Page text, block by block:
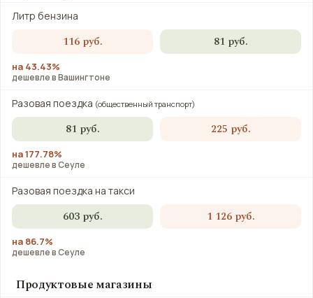
Литр бензина
116 руб. 81 руб.
на 43.43%
дешевле в Вашингтоне
Разовая поездка (общественный транспорт)
81 руб. 225 руб.
на 177.78%
дешевле в Сеуле
Разовая поездка на такси
603 руб. 1 126 руб.
на 86.7%
дешевле в Сеуле
Продуктовые магазины